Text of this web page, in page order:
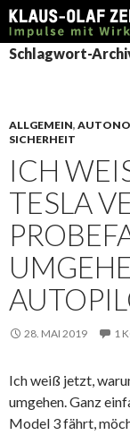
Suchen
SPRINGE
ZUM
Schlagwort-
ALLGEMEIN,
SICHERHEIT
ICH
ESLA
28. MAI 2019 1
Ich weiß jetzt,
umgehen. Ganz
Model 3 fährt,